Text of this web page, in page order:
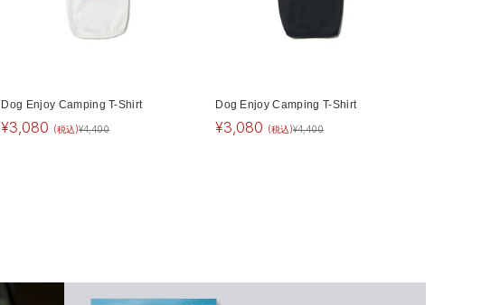
Dog Enjoy Camping T-Shirt
¥3,080 (税込)¥4,400
Dog Enjoy Camping T-Shirt
¥3,080 (税込)¥4,400